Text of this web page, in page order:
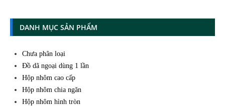
DANH MỤC SẢN PHẨM
Chưa phân loại
Đồ dã ngoại dùng 1 lần
Hộp nhôm cao cấp
Hộp nhôm chia ngăn
Hộp nhôm hình tròn